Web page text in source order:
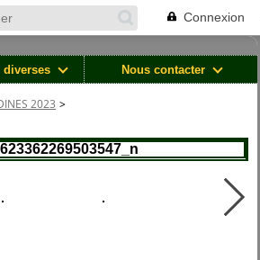
Connexion
Nous contacter
2023 >